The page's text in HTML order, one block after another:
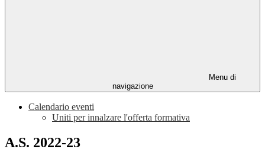
Menu di
navigazione
Calendario eventi
Uniti per innalzare l'offerta formativa
A.S. 2022-23